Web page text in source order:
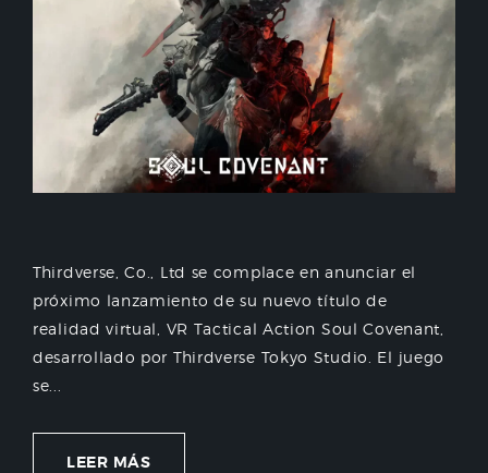
Thirdverse, Co., Ltd se complace en anunciar el
próximo lanzamiento de su nuevo título de
realidad virtual, VR Tactical Action Soul Covenant,
desarrollado por Thirdverse Tokyo Studio. El juego
se...
LEER MÁS